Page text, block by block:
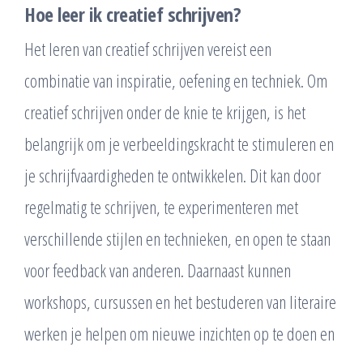
Hoe leer ik creatief schrijven?
Het leren van creatief schrijven vereist een
combinatie van inspiratie, oefening en techniek. Om
creatief schrijven onder de knie te krijgen, is het
belangrijk om je verbeeldingskracht te stimuleren en
je schrijfvaardigheden te ontwikkelen. Dit kan door
regelmatig te schrijven, te experimenteren met
verschillende stijlen en technieken, en open te staan
voor feedback van anderen. Daarnaast kunnen
workshops, cursussen en het bestuderen van literaire
werken je helpen om nieuwe inzichten op te doen en